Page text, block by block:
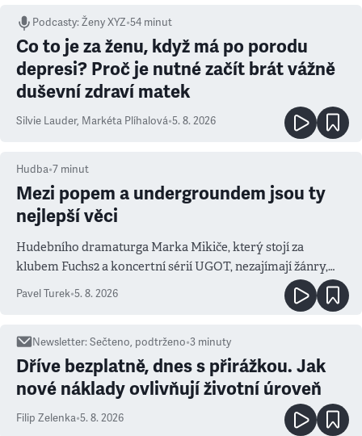
Podcasty:Ženy XYZ•54 minut
Co to je za ženu, když má po porodu
depresi? Proč je nutné začít brát vážně
duševní zdraví matek
Silvie Lauder, Markéta Plíhalová•5. 8. 2026
Hudba•7 minut
Mezi popem a undergroundem jsou ty
nejlepší věci
Hudebního dramaturga Marka Mikiče, který stojí za
klubem Fuchs2 a koncertní sérií UGOT, nezajímají žánry,
ale atmosféra
Pavel Turek•5. 8. 2026
Newsletter:Sečteno, podtrženo•3 minuty
Dříve bezplatně, dnes s přirážkou. Jak
nové náklady ovlivňují životní úroveň
Filip Zelenka•5. 8. 2026